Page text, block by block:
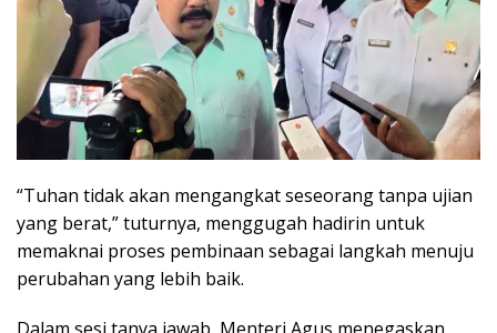
“Tuhan tidak akan mengangkat seseorang tanpa ujian
yang berat,” tuturnya, menggugah hadirin untuk
memaknai proses pembinaan sebagai langkah menuju
perubahan yang lebih baik.